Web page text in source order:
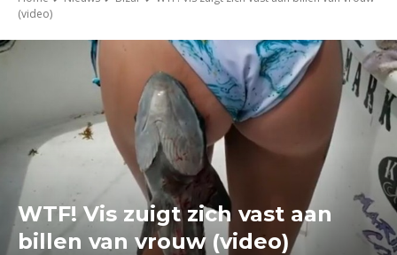
(video)
WTF! Vis zuigt zich vast aan
billen van vrouw (video)